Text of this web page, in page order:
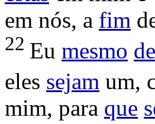
em nós, a fim
22 Eu mesmo
eles sejam um,
mim, para que